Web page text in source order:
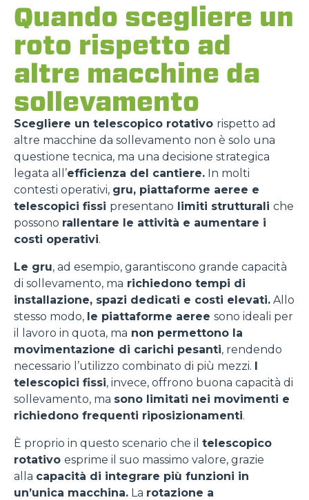
Quando scegliere un
roto rispetto ad
altre macchine da
sollevamento
Scegliere un telescopico rotativo rispetto ad
altre macchine da sollevamento non è solo una
questione tecnica, ma una decisione strategica
legata all’efficienza del cantiere. In molti
contesti operativi, gru, piattaforme aeree e
telescopici fissi presentano limiti strutturali che
possono rallentare le attività e aumentare i
costi operativi.
Le gru, ad esempio, garantiscono grande capacità
di sollevamento, ma richiedono tempi di
installazione, spazi dedicati e costi elevati. Allo
stesso modo, le piattaforme aeree sono ideali per
il lavoro in quota, ma non permettono la
movimentazione di carichi pesanti, rendendo
necessario l’utilizzo combinato di più mezzi. I
telescopici fissi, invece, offrono buona capacità di
sollevamento, ma sono limitati nei movimenti e
richiedono frequenti riposizionamenti.
È proprio in questo scenario che il telescopico
rotativo esprime il suo massimo valore, grazie
alla capacità di integrare più funzioni in
un’unica macchina. La rotazione a